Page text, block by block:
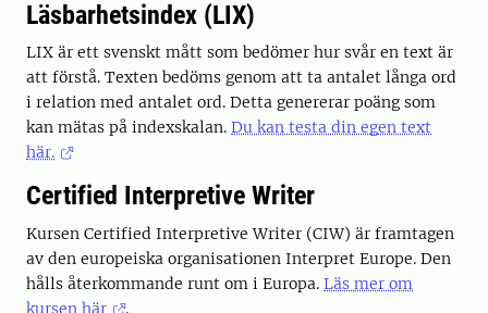
Läsbarhetsindex (LIX)
LIX är ett svenskt mått som bedömer hur svår en text är
att förstå. Texten bedöms genom att ta antalet långa ord
i relation med antalet ord. Detta genererar poäng som
kan mätas på indexskalan. Du kan testa din egen text
här.
Certified Interpretive Writer
Kursen Certified Interpretive Writer (CIW) är framtagen
av den europeiska organisationen Interpret Europe. Den
hålls återkommande runt om i Europa. Läs mer om
kursen här
.